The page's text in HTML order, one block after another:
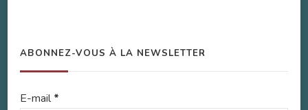
ABONNEZ-VOUS À LA NEWSLETTER
E-mail*